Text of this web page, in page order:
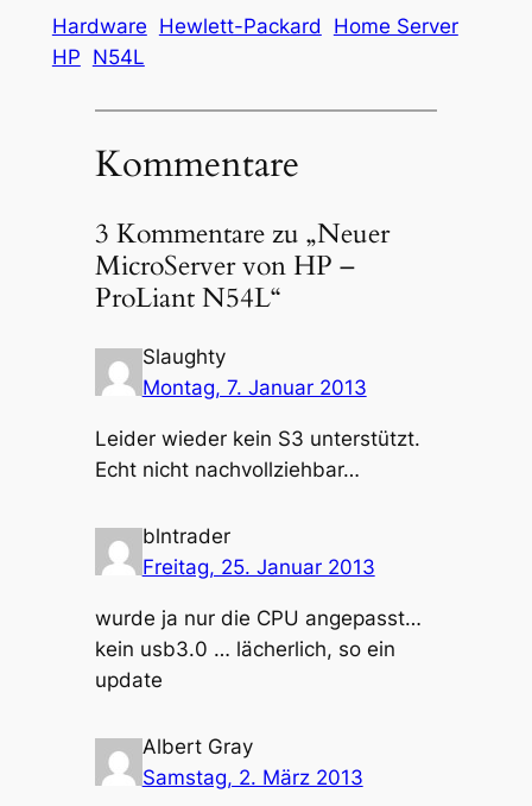
Hardware Hewlett-Packard
Home Server
HP N54L
Kommentare
3 Kommentare zu „Neuer
MicroServer von HP –
ProLiant N54L“
Slaughty
Montag, 7. Januar 2013
Leider wieder kein S3 unterstützt.
Echt nicht nachvollziehbar…
blntrader
Freitag, 25. Januar 2013
wurde ja nur die CPU angepasst…
kein usb3.0 … lächerlich, so ein
update
Albert Gray
Samstag, 2. März 2013